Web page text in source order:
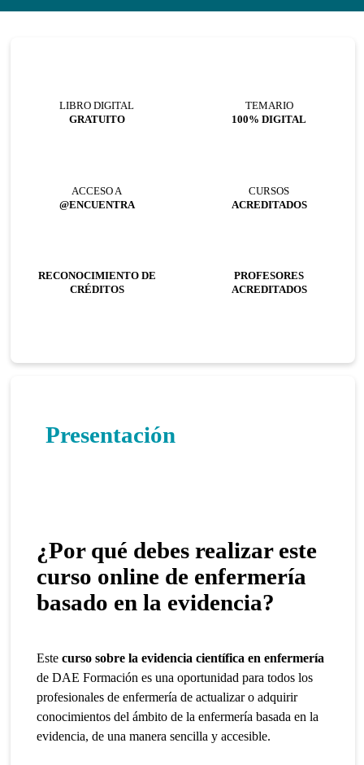
LIBRO DIGITAL
GRATUITO
TEMARIO
100% DIGITAL
ACCESO A
@ENCUENTRA
CURSOS
ACREDITADOS
RECONOCIMIENTO DE
CRÉDITOS
PROFESORES
ACREDITADOS
Presentación
¿Por qué debes realizar este
curso online de enfermería
basado en la evidencia?
Estecurso sobre la evidencia científica en enfermería
de DAE Formación es una oportunidad para todos los
profesionales de enfermería de actualizar o adquirir
conocimientos del ámbito de la enfermería basada en la
evidencia, de una manera sencilla y accesible.